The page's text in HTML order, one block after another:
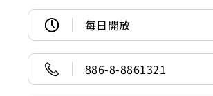
每日開放
886-8-8861321